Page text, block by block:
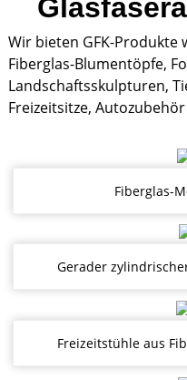
Wir bieten GFK-Produkte
Fiberglas-Blumentöpfe,
Landschaftsskulpturen,
Freizeitsitze,
Fiberglas-
Gerader
Freizeitstühle aus